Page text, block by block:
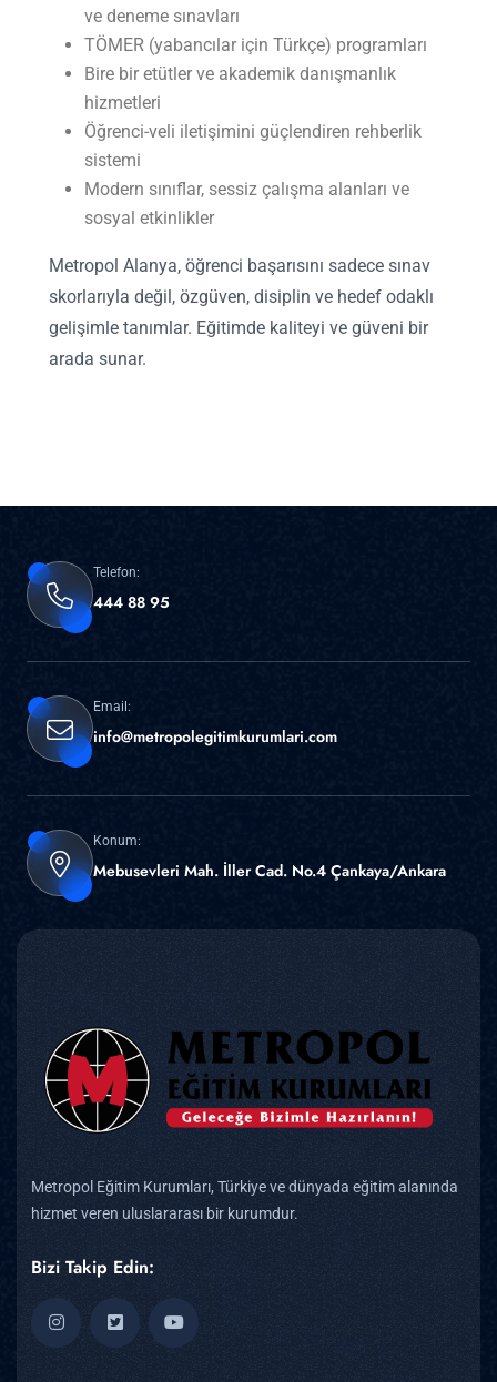
ve deneme sınavları
TÖMER (yabancılar için Türkçe) programları
Bire bir etütler ve akademik danışmanlık
hizmetleri
Öğrenci-veli iletişimini güçlendiren rehberlik
sistemi
Modern sınıflar, sessiz çalışma alanları ve
sosyal etkinlikler
Metropol Alanya, öğrenci başarısını sadece sınav
skorlarıyla değil, özgüven, disiplin ve hedef odaklı
gelişimle tanımlar. Eğitimde kaliteyi ve güveni bir
arada sunar.
Telefon:
444 88 95
Email:
info@metropolegitimkurumlari.com
Konum:
Mebusevleri Mah. İller Cad. No.4 Çankaya/Ankara
Metropol Eğitim Kurumları, Türkiye ve dünyada eğitim alanında
hizmet veren uluslararası bir kurumdur.
Bizi Takip Edin: